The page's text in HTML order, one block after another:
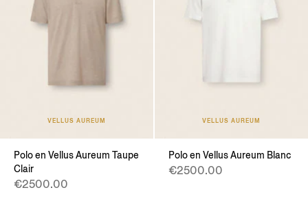
VELLUS AUREUM
Polo en Vellus Aureum Taupe
Clair
€2500.00
VELLUS AUREUM
Polo en Vellus Aureum Blanc
€2500.00